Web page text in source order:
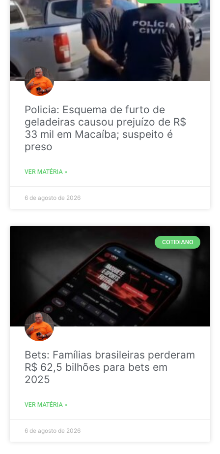
Policia: Esquema de furto de
geladeiras causou prejuízo de R$
33 mil em Macaíba; suspeito é
preso
VER MATÉRIA »
6 de agosto de 2026
COTIDIANO
Bets: Famílias brasileiras perderam
R$ 62,5 bilhões para bets em
2025
VER MATÉRIA »
6 de agosto de 2026